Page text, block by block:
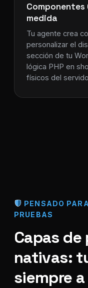
Componentes
medida
Tu agente crea
personalizar el
sección de tu
lógica PHP en
físicos del
PENSADO
PRUEBAS
Capas
nativas:
siempre